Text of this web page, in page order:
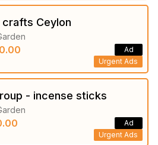
crafts Ceylon
Urgent Ads
Ad
- incense sticks
Urgent Ads
Ad